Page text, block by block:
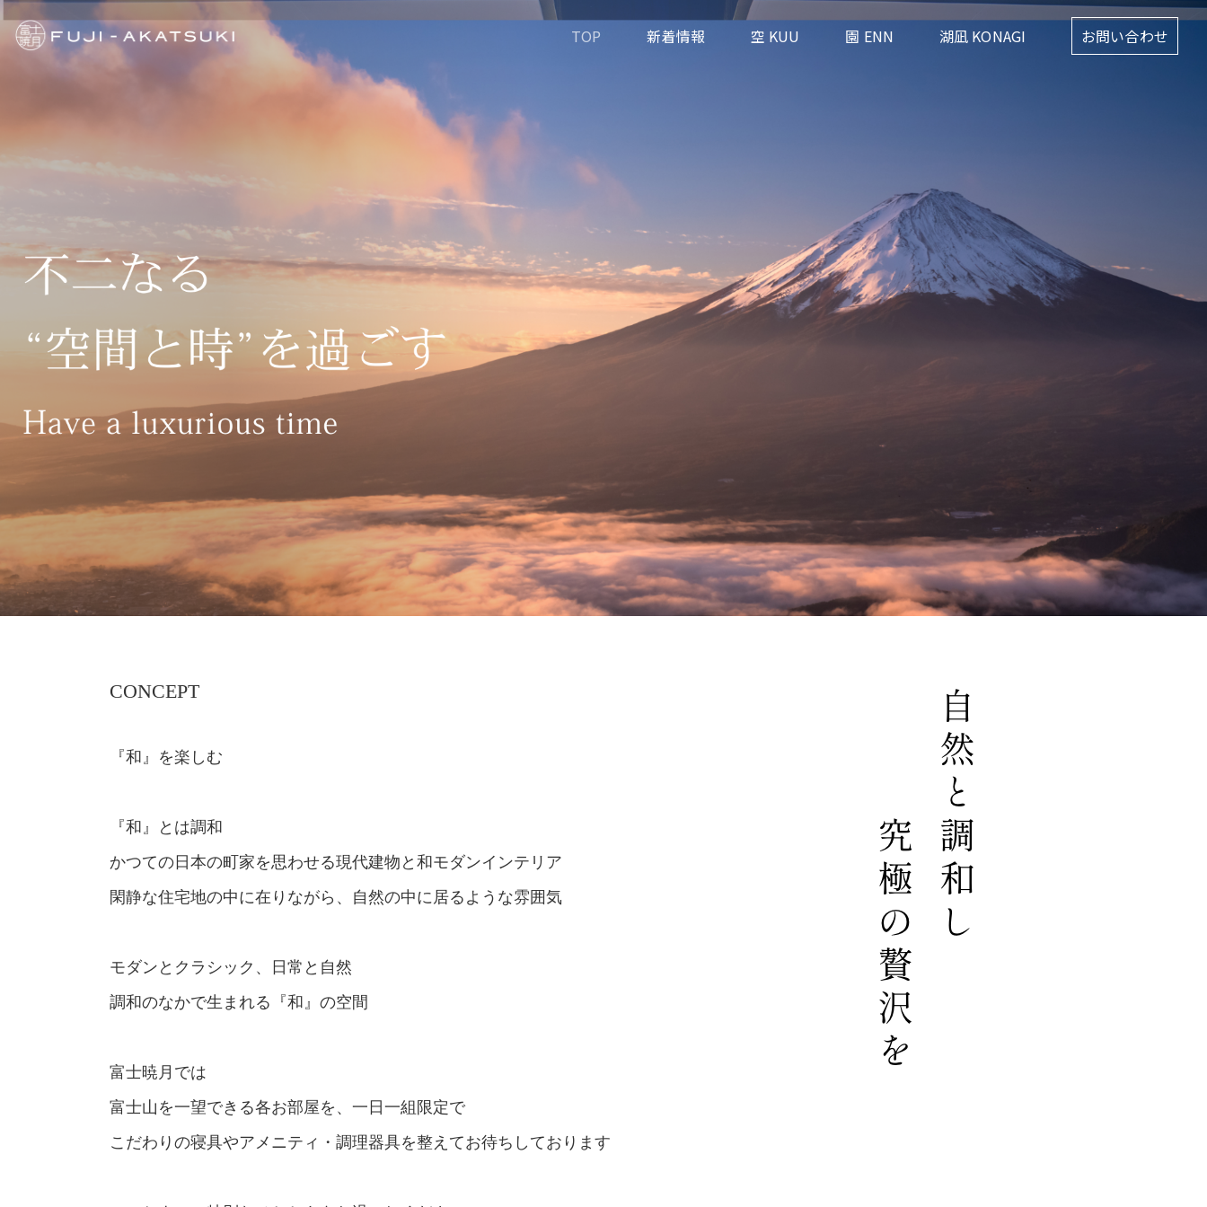
TOP 新着情報 空 KUU 園 ENN 湖凪 KONAGI お問い合わせ
CONCEPT
『和』を楽しむ
『和』とは調和
かつての日本の町家を思わせる現代建物と和モダンインテリア
閑静な住宅地の中に在りながら、自然の中に居るような雰囲気
モダンとクラシック、日常と自然
調和のなかで生まれる『和』の空間
富士暁月では
富士山を一望できる各お部屋を、一日一組限定で
こだわりの寝具やアメニティ・調理器具を整えてお待ちしております